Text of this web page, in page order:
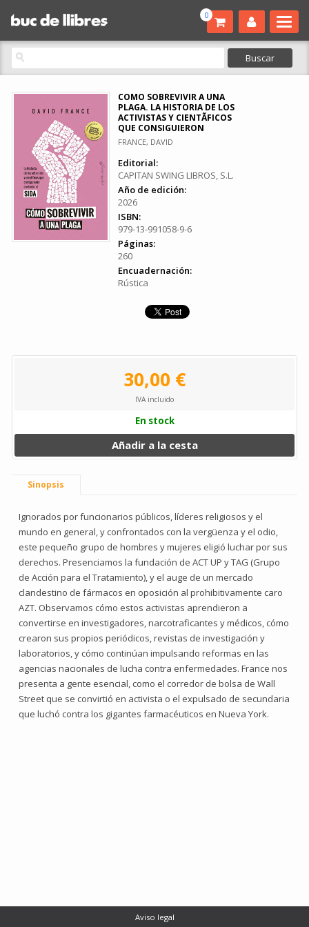
0
COMO SOBREVIVIR A UNA
PLAGA. LA HISTORIA DE LOS
ACTIVISTAS Y CIENTÃ­FICOS
QUE CONSIGUIERON
FRANCE, DAVID
Editorial:
CAPITAN SWING LIBROS, S.L.
Año de edición:
2026
ISBN:
979-13-991058-9-6
Páginas:
260
Encuadernación:
Rústica
30,00 €
IVA incluido
En stock
Añadir a la cesta
Sinopsis
Ignorados por funcionarios públicos, líderes religiosos y el
mundo en general, y confrontados con la vergüenza y el odio,
este pequeño grupo de hombres y mujeres eligió luchar por sus
derechos. Presenciamos la fundación de ACT UP y TAG (Grupo
de Acción para el Tratamiento), y el auge de un mercado
clandestino de fármacos en oposición al prohibitivamente caro
AZT. Observamos cómo estos activistas aprendieron a
convertirse en investigadores, narcotraficantes y médicos, cómo
crearon sus propios periódicos, revistas de investigación y
laboratorios, y cómo continúan impulsando reformas en las
agencias nacionales de lucha contra enfermedades. France nos
presenta a gente esencial, como el corredor de bolsa de Wall
Street que se convirtió en activista o el expulsado de secundaria
que luchó contra los gigantes farmacéuticos en Nueva York.
Aviso legal